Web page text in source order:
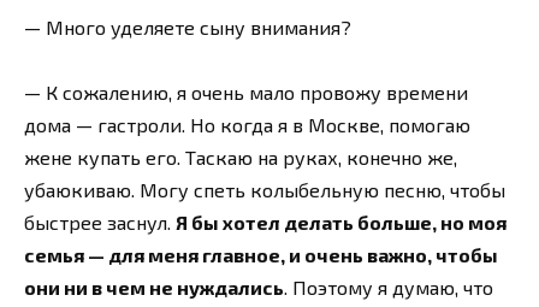
— Много уделяете сыну внимания?
— К сожалению, я очень мало провожу времени
дома — гастроли. Но когда я в Москве, помогаю
жене купать его. Таскаю на руках, конечно же,
убаюкиваю. Могу спеть колыбельную песню, чтобы
быстрее заснул. Я бы хотел делать больше, но моя
семья — для меня главное, и очень важно, чтобы
они ни в чем не нуждались. Поэтому я думаю, что